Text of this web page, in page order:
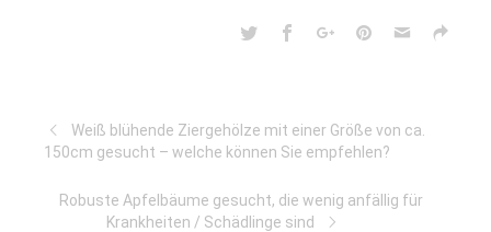
Weiß blühende Ziergehölze mit einer Größe von ca.
150cm gesucht – welche können Sie empfehlen?
Robuste Apfelbäume gesucht, die wenig anfällig für
Krankheiten / Schädlinge sind